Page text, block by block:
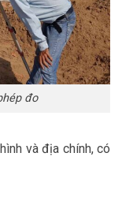
đo
và địa chính, có